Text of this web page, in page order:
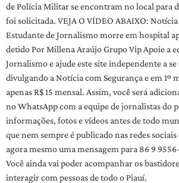
de Polícia Militar se encontram no local para
foi solicitada. VEJA O VÍDEO ABAIXO:
Estudante de Jornalismo morre em hospital
detido Por Millena Araújo Grupo Vip Apoie a
Jornalismo e ajude este site independente a
divulgando a Notícia com Segurança e em 1º
apenas R$ 15 mensal. Assim, você será
no WhatsApp com a equipe de jornalistas do
informações, fotos e vídeos antes de todo
que nem sempre é publicado nas redes
agora mesmo uma mensagem para 86 9
Você ainda vai poder acompanhar os
interagir com pessoas de todo o Piauí.